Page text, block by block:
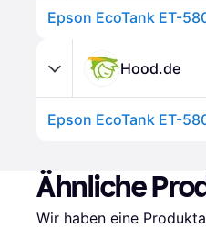
Hood.de
Epson EcoTank ET-
Ähnliche
Wir haben eine